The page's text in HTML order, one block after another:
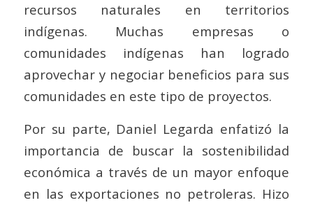
recursos naturales en territorios
indígenas. Muchas empresas o
comunidades indígenas han logrado
aprovechar y negociar beneficios para sus
comunidades en este tipo de proyectos.
Por su parte, Daniel Legarda enfatizó la
importancia de buscar la sostenibilidad
económica a través de un mayor enfoque
en las exportaciones no petroleras. Hizo